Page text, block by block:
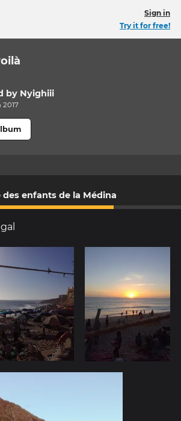
Sign in
Try it for free!
by Nyighiii
2017
enfants de la Médina